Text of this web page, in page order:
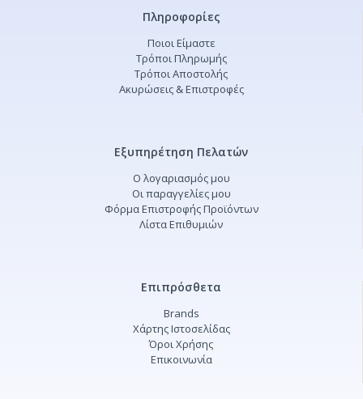
Πληροφορίες
Ποιοι Είμαστε
Τρόποι Πληρωμής
Τρόποι Αποστολής
Ακυρώσεις & Επιστροφές
Εξυπηρέτηση Πελατών
Ο λογαριασμός μου
Οι παραγγελίες μου
Φόρμα Επιστροφής Προϊόντων
Λίστα Επιθυμιών
Επιπρόσθετα
Brands
Χάρτης Ιστοσελίδας
Όροι Χρήσης
Επικοινωνία